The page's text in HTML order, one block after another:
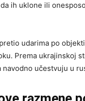
ih uklone ili
udarima po
Prema ukrajinskoj
učestvuju u